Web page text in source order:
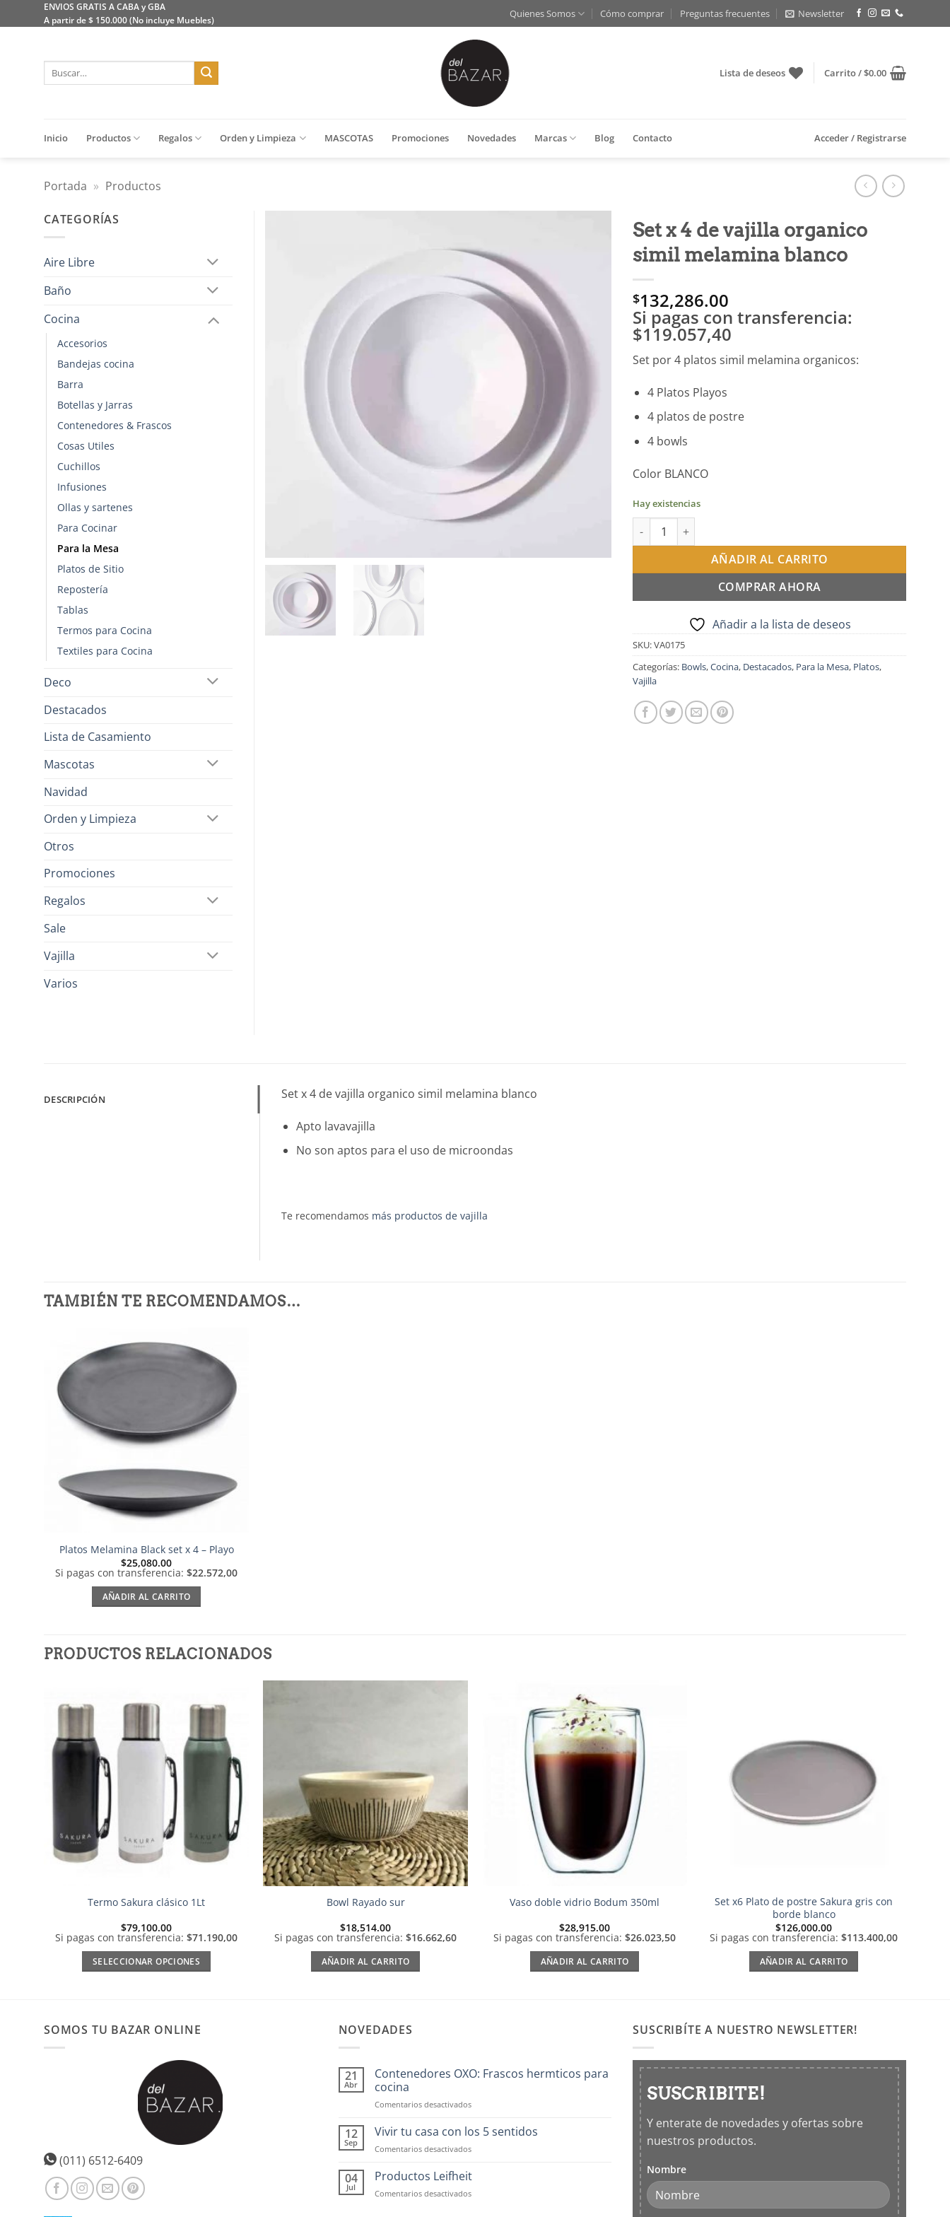
al
ENVIOS GRATIS A CABA y GBA
A partir de $ 150.000 (No incluye Muebles)
Quienes Somos Cómo comprar Preguntas frecuentes Newsletter
Buscar
Lista de deseos Carrito /$0.00
Inicio Productos Regalos Orden y Limpieza MASCOTAS Promociones Novedades Marcas Blog Contacto Acceder / Registrarse
Portada » Productos
deseos
Set x 4 de vajilla organico
simil melamina blanco
$132,286.00
Si pagas con transferencia:
$119.057,40
Set por 4 platos simil melamina organicos:
4 Platos Playos
4 platos de postre
4 bowls
Color BLANCO
Hay existencias
Set x 4 de vajilla organico simil melamina blanco cantidad
AÑADIR AL CARRITO
COMPRAR AHORA
Añadir a la lista de deseos
SKU:VA0175
Categorías: Bowls,Cocina, Destacados, Para la Mesa, Platos,
Vajilla
CATEGORÍAS
Aire Libre
Baño
Cocina
Accesorios
Bandejas cocina
Barra
Botellas y Jarras
Contenedores & Frascos
Cosas Utiles
Cuchillos
Infusiones
Ollas y sartenes
Para Cocinar
Para la Mesa
Platos de Sitio
Repostería
Tablas
Termos para Cocina
Textiles para Cocina
Deco
Destacados
Lista de Casamiento
Mascotas
Navidad
Orden y Limpieza
Otros
Promociones
Regalos
Sale
Vajilla
Varios
DESCRIPCIÓN Set x 4 de vajilla organico simil melamina blanco
Apto lavavajilla
No son aptos para el uso de microondas
Te recomendamos más productos de vajilla
TAMBIÉN TE RECOMENDAMOS…
Platos Melamina Black set x 4 – Playo
$25,080.00
Si pagas con transferencia: $22.572,00
AÑADIR AL CARRITO
PRODUCTOS RELACIONADOS
lista de
deseos
Termo Sakura clásico 1Lt
$79,100.00
Si pagas con transferencia: $71.190,00
SELECCIONAR OPCIONES
múltiples
opciones
se
pueden
elegir
en
Bowl Rayado sur
$18,514.00
Si pagas con transferencia: $16.662,60
AÑADIR AL CARRITO
Vaso doble vidrio Bodum 350ml
$28,915.00
Si pagas con transferencia: $26.023,50
AÑADIR AL CARRITO
Set x6 Plato de postre Sakura gris con
borde blanco
$126,000.00
Si pagas con transferencia: $113.400,00
AÑADIR AL CARRITO
SOMOS TU BAZAR ONLINE
(011) 6512-6409
NOVEDADES
21
Abr
Contenedores OXO: Frascos hermticos para
cocina
Comentarios desactivadosen
OXO:
hermticos
cocina
12
Sep
Vivir tu casa con los 5 sentidos
Comentarios desactivadosen
tu
con
04
Jul
Productos Leifheit
Comentarios desactivadosen
SUSCRIBÍTE A NUESTRO NEWSLETTER!
SUSCRIBITE!
Y enterate de novedades y ofertas sobre
nuestros productos.
Nombre